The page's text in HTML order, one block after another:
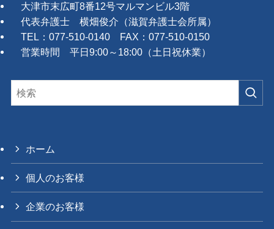
大津市末広町8番12号マルマンビル3階
代表弁護士 横畑俊介（滋賀弁護士会所属）
TEL：077-510-0140 FAX：077-510-0150
営業時間 平日9:00～18:00（土日祝休業）
ホーム
個人のお客様
企業のお客様